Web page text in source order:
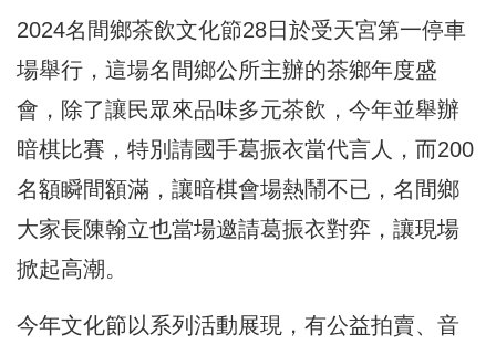
2024名間鄉茶飲文化節28日於受天宮第一停車
場舉行，這場名間鄉公所主辦的茶鄉年度盛
會，除了讓民眾來品味多元茶飲，今年並舉辦
暗棋比賽，特別請國手葛振衣當代言人，而200
名額瞬間額滿，讓暗棋會場熱鬧不已，名間鄉
大家長陳翰立也當場邀請葛振衣對弈，讓現場
掀起高潮。
今年文化節以系列活動展現，有公益拍賣、音